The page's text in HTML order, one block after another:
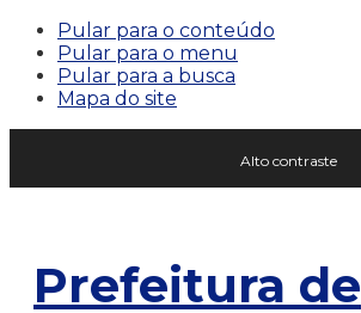
Pular para o conteúdo
Pular para o menu
Pular para a busca
Mapa do site
Alto contraste
Prefeitura de